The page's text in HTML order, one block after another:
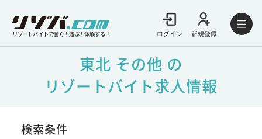
リゾートバイトで働く！遊ぶ！体験する！ ログイン 新規登録
東北 その他 の
リゾートバイト求人情報
検索条件